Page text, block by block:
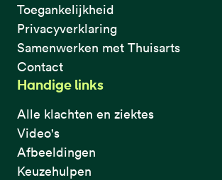
Toegankelijkheid
Privacyverklaring
Samenwerken met Thuisarts
Contact
Handige links
Alle klachten en ziektes
Video's
Afbeeldingen
Keuzehulpen